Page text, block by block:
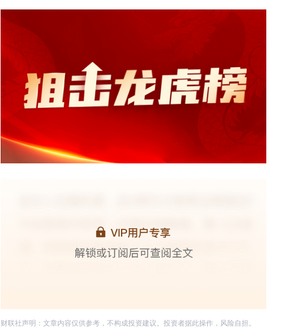
财联社声明：文章内容仅供参考，不构成投资建议。投资者据此操作，风险自担。